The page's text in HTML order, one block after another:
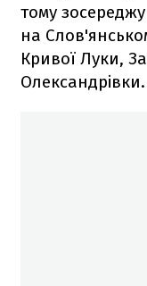
тому
на
Кривої Луки,
Олександрівки.